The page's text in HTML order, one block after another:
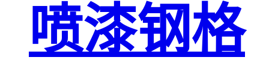
喷漆钢格